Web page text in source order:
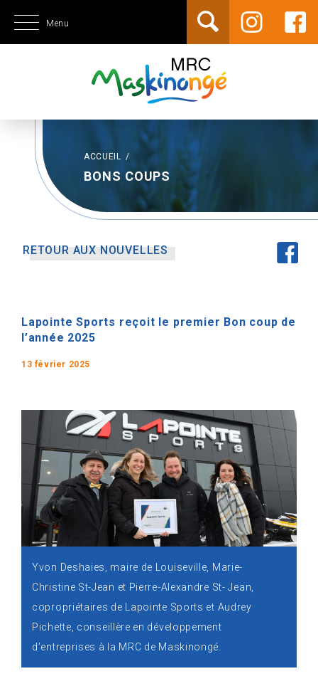
Menu
ACCUEIL /
BONS COUPS
RETOUR AUX NOUVELLES
Lapointe Sports reçoit le premier Bon coup de
l’année 2025
13 février 2025
Yvon Deshaies, maire de Louiseville, Marie-
Christine St-Jean et Pierre-Alexandre St- Jean,
copropriétaires de Lapointe Sports et Audrey
Pichette, conseillère en développement
d’entreprises à la MRC de Maskinongé.